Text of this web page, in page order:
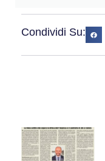
Condividi Su: